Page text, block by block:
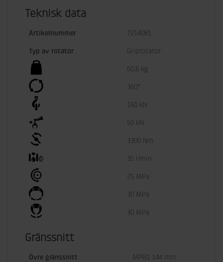
Teknisk data
Artikelnummer 7214081
Typ av rotator Griprotator
60,6 kg
360°
160 kN
50 kN
3300 Nm
35 l/min
25 MPa
30 MPa
30 MPa
Gränssnitt
Övre gränssnitt MPB1 144 mm